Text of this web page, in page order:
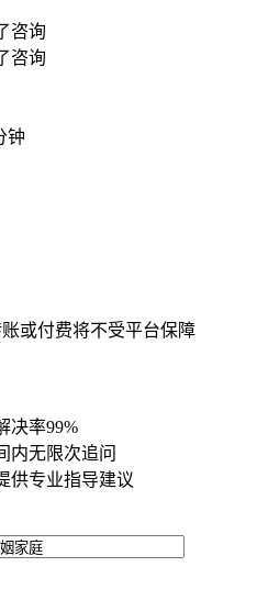
咨询
咨询
钟
或付费将不受平台保障
决率99%
内无限次追问
供专业指导建议